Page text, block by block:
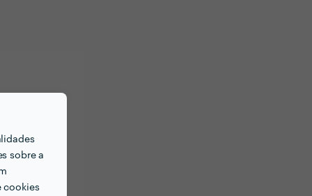
sobre a
cookies